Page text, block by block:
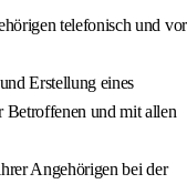
telefonisch und vor
Erstellung eines
Betroffenen und mit allen
Angehörigen bei der